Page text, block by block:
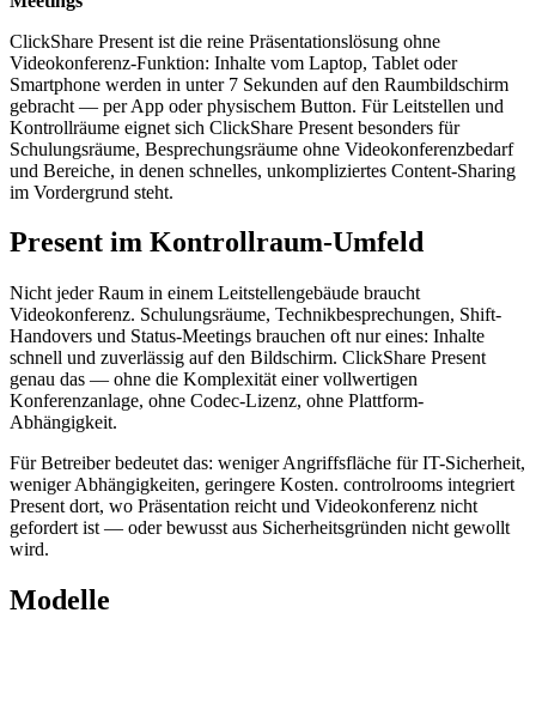
ClickShare Present ist die reine Präsentationslösung ohne
Videokonferenz-Funktion: Inhalte vom Laptop, Tablet oder
Smartphone werden in unter 7 Sekunden auf den Raumbildschirm
gebracht — per App oder physischem Button. Für Leitstellen und
Kontrollräume eignet sich ClickShare Present besonders für
Schulungsräume, Besprechungsräume ohne Videokonferenzbedarf
und Bereiche, in denen schnelles, unkompliziertes Content-Sharing
im Vordergrund steht.
Present im Kontrollraum-Umfeld
Nicht jeder Raum in einem Leitstellengebäude braucht
Videokonferenz. Schulungsräume, Technikbesprechungen, Shift-
Handovers und Status-Meetings brauchen oft nur eines: Inhalte
schnell und zuverlässig auf den Bildschirm. ClickShare Present
genau das — ohne die Komplexität einer vollwertigen
Konferenzanlage, ohne Codec-Lizenz, ohne Plattform-
Abhängigkeit.
Für Betreiber bedeutet das: weniger Angriffsfläche für IT-Sicherheit,
weniger Abhängigkeiten, geringere Kosten. controlrooms integriert
Present dort, wo Präsentation reicht und Videokonferenz nicht
gefordert ist — oder bewusst aus Sicherheitsgründen nicht gewollt
wird.
Modelle